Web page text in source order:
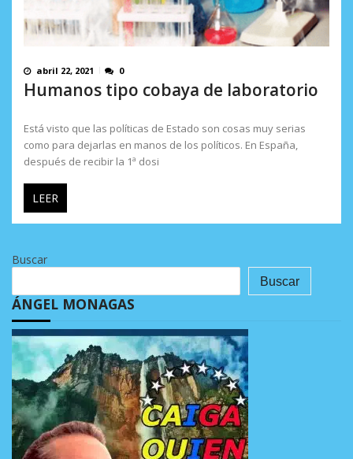
abril 22, 2021 0
Humanos tipo cobaya de laboratorio
Está visto que las políticas de Estado son cosas muy serias
como para dejarlas en manos de los políticos. En España,
después de recibir la 1ª dosi
LEER
Buscar
Buscar
ÁNGEL MONAGAS